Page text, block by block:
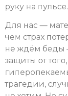
руку на пульсе.
Для нас —
чем страх
не ждём беды
защиты от
трагедии,